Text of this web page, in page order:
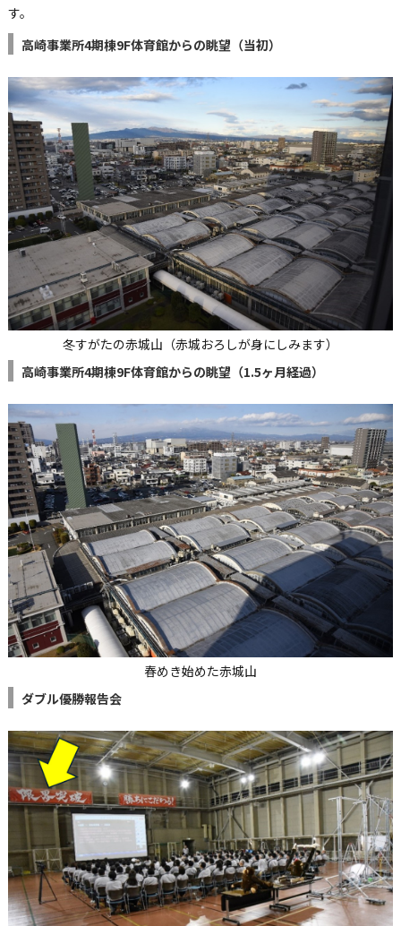
す。
高崎事業所4期棟9F体育館からの眺望（当初）
冬すがたの赤城山（赤城おろしが身にしみます）
高崎事業所4期棟9F体育館からの眺望（1.5ヶ月経過）
春めき始めた赤城山
ダブル優勝報告会